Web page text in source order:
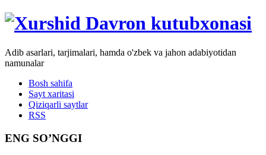
Adib asarlari, tarjimalari, hamda o'zbek va jahon adabiyotidan
namunalar
Bosh sahifa
Sayt xaritasi
Qiziqarli saytlar
RSS
ENG SO’NGGI